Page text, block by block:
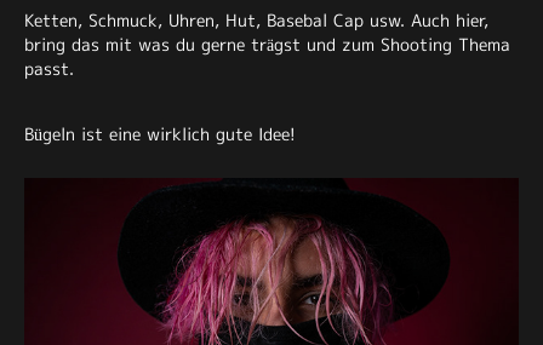
Ketten, Schmuck, Uhren, Hut, Basebal Cap usw. Auch hier,
bring das mit was du gerne trägst und zum Shooting Thema
passt.
Bügeln ist eine wirklich gute Idee!